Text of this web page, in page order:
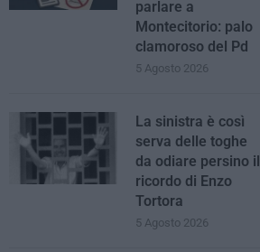
parlare a
Montecitorio: palo
clamoroso del Pd
5 Agosto 2026
La sinistra è così
serva delle toghe
da odiare persino il
ricordo di Enzo
Tortora
5 Agosto 2026